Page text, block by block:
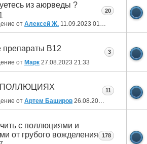
из аюрведы ?
от Алексей Ж. 11.09.2023 01:58
20
В12
от Марк 27.08.2023 21:33
3
от Артем Баширов 26.08.2023
11
с поллюциями и
от грубого вожделения
178